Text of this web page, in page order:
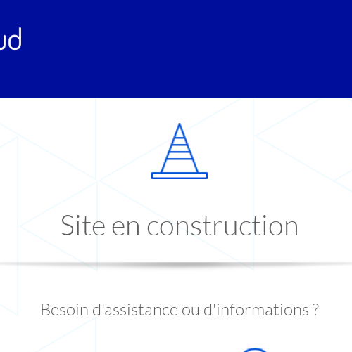
Site en construction
Besoin d'assistance ou d'informations ?